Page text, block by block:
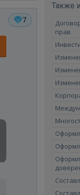
7
Также
прав